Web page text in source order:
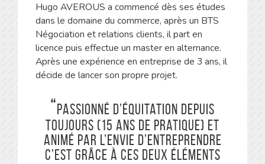
Hugo AVEROUS a commencé dès ses études
dans le domaine du commerce, après un BTS
Négociation et relations clients, il part en
licence puis effectue un master en alternance.
Après une expérience en entreprise de 3 ans, il
décide de lancer son propre projet.
Passionné d’équitation depuis
toujours (15 ans de pratique) et
animé par l’envie d’entreprendre
c’est grâce à ces deux éléments